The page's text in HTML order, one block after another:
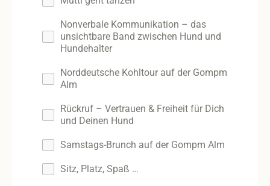
Nonverbale Kommunikation – das
unsichtbare Band zwischen Hund und
Hundehalter
Norddeutsche Kohltour auf der Gompm
Alm
Rückruf – Vertrauen & Freiheit für Dich
und Deinen Hund
Samstags-Brunch auf der Gompm Alm
Sitz, Platz, Spaß …